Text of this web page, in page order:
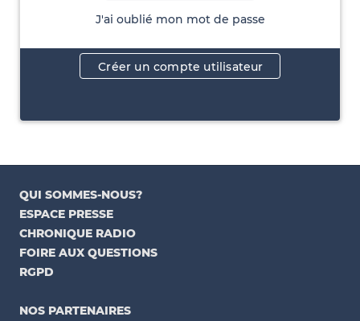
J'ai oublié mon mot de passe
Créer un compte utilisateur
QUI SOMMES-NOUS?
ESPACE PRESSE
CHRONIQUE RADIO
FOIRE AUX QUESTIONS
RGPD
NOS PARTENAIRES